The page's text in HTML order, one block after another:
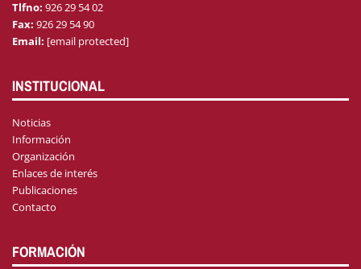
Tlfno: 926 29 54 02
Fax: 926 29 54 90
Email: [email protected]
INSTITUCIONAL
Noticias
Información
Organización
Enlaces de interés
Publicaciones
Contacto
FORMACIÓN